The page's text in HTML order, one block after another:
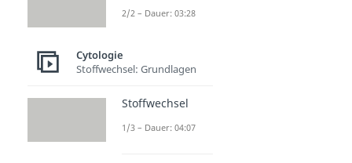
2/2 – Dauer: 03:28
Cytologie
Stoffwechsel: Grundlagen
Stoffwechsel
1/3 – Dauer: 04:07